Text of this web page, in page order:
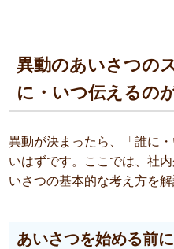
異動のあいさつの
に・いつ伝えるの
異動が決まったら、「誰に
いはずです。ここでは、社
いさつの基本的な考え方を解
あいさつを始める前